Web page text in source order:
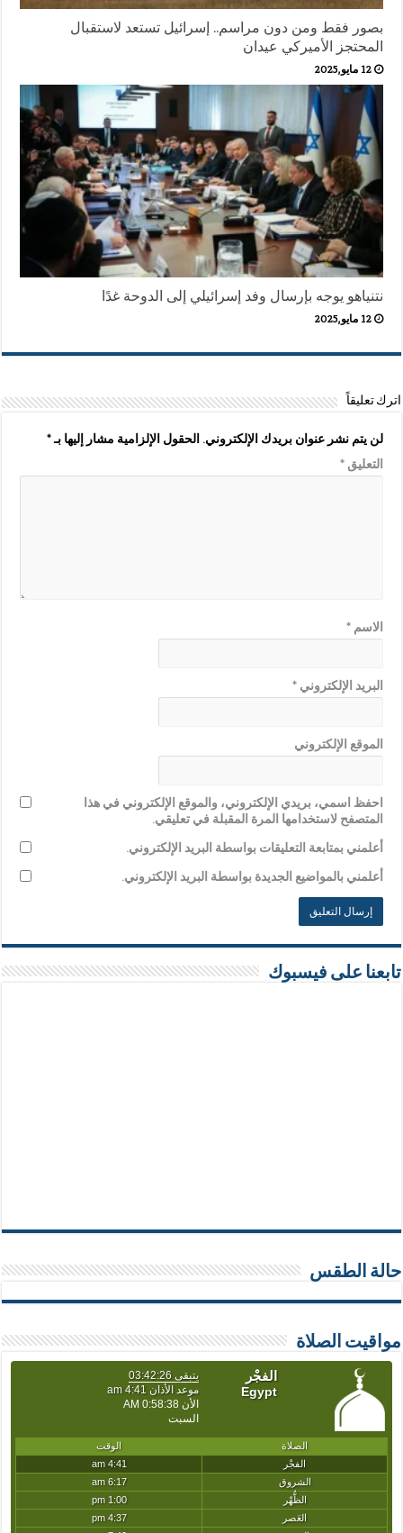
بصور فقط ومن دون مراسم.. إسرائيل تستعد لاستقبال
المحتجز الأميركي عيدان
12 مايو,2025
نتنياهو يوجه بإرسال وفد إسرائيلي إلى الدوحة غدًا
12 مايو,2025
اترك تعليقاً
لن يتم نشر عنوان بريدك الإلكتروني. الحقول الإلزامية مشار إليها بـ*
التعليق*
الاسم*
البريد الإلكتروني*
الموقع الإلكتروني
احفظ اسمي، بريدي الإلكتروني، والموقع الإلكتروني في هذا
المتصفح لاستخدامها المرة المقبلة في تعليقي.
أعلمني بمتابعة التعليقات بواسطة البريد الإلكتروني.
أعلمني بالمواضيع الجديدة بواسطة البريد الإلكتروني.
تابعنا على فيسبوك
حالة الطقس
مواقيت الصلاة